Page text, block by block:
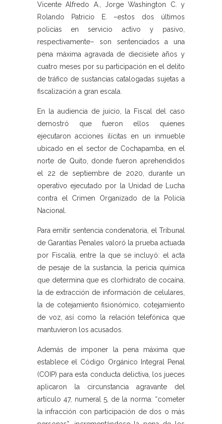
Vicente Alfredo A., Jorge Washington C. y
Rolando Patricio E. –estos dos últimos
policías en servicio activo y pasivo,
respectivamente– son sentenciados a una
pena máxima agravada de diecisiete años y
cuatro meses por su participación en el delito
de tráfico de sustancias catalogadas sujetas a
fiscalización a gran escala.
En la audiencia de juicio, la Fiscal del caso
demostró que fueron ellos quienes
ejecutaron acciones ilícitas en un inmueble
ubicado en el sector de Cochapamba, en el
norte de Quito, donde fueron aprehendidos
el 22 de septiembre de 2020, durante un
operativo ejecutado por la Unidad de Lucha
contra el Crimen Organizado de la Policía
Nacional.
Para emitir sentencia condenatoria, el Tribunal
de Garantías Penales valoró la prueba actuada
por Fiscalía, entre la que se incluyó: el acta
de pesaje de la sustancia, la pericia química
que determina que es clorhidrato de cocaína,
la de extracción de información de celulares,
la de cotejamiento fisionómico, cotejamiento
de voz, así como la relación telefónica que
mantuvieron los acusados.
Además de imponer la pena máxima que
establece el Código Orgánico Integral Penal
(COIP) para esta conducta delictiva, los jueces
aplicaron la circunstancia agravante del
artículo 47, numeral 5, de la norma: “cometer
la infracción con participación de dos o más